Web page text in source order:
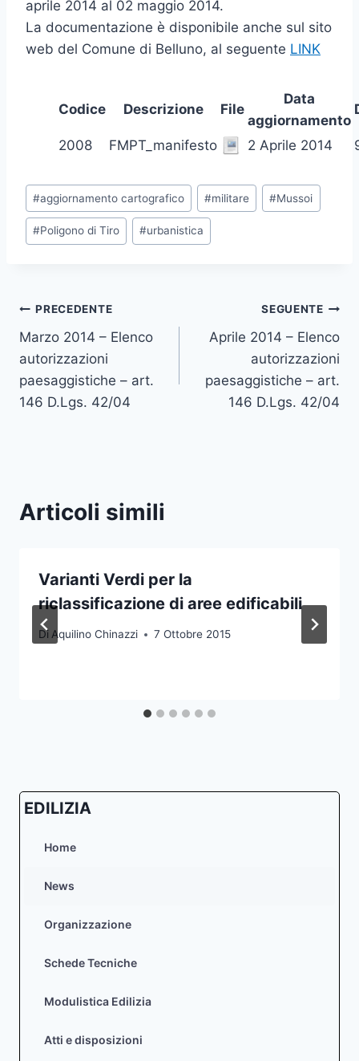
aprile 2014 al 02 maggio 2014.
La documentazione è disponibile anche sul sito
web del Comune di Belluno, al seguente LINK
Codice Descrizione File
Data
aggiornamento
2008 FMPT_manifesto 2 Aprile 2014
Tag
articolo:
#aggiornamento cartografico #militare #Mussoi
#Poligono di Tiro #urbanistica
Navigazione
articoli
PRECEDENTE
Marzo 2014 – Elenco
autorizzazioni
paesaggistiche – art.
146 D.Lgs. 42/04
SEGUENTE
Aprile 2014 – Elenco
autorizzazioni
paesaggistiche – art.
146 D.Lgs. 42/04
Articoli simili
Varianti Verdi per la
riclassificazione di aree edificabili
Di Aquilino Chinazzi 7 Ottobre 2015
EDILIZIA
Home
News
Organizzazione
Schede Tecniche
Modulistica Edilizia
Atti e disposizioni